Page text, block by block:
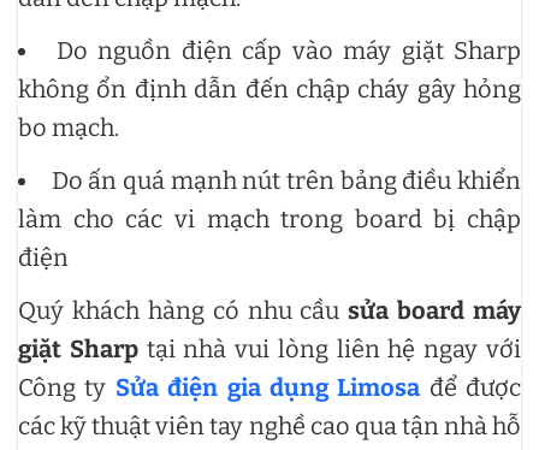
Do nguồn điện cấp vào máy giặt Sharp
không ổn định dẫn đến chập cháy gây hỏng
bo mạch.
Do ấn quá mạnh nút trên bảng điều khiển
làm cho các vi mạch trong board bị chập
điện
Quý khách hàng có nhu cầusửa board máy
giặt Sharptại nhà vui lòng liên hệ ngay với
Công ty Sửa điện gia dụng Limosa để được
các kỹ thuật viên tay nghề cao qua tận nhà hỗ